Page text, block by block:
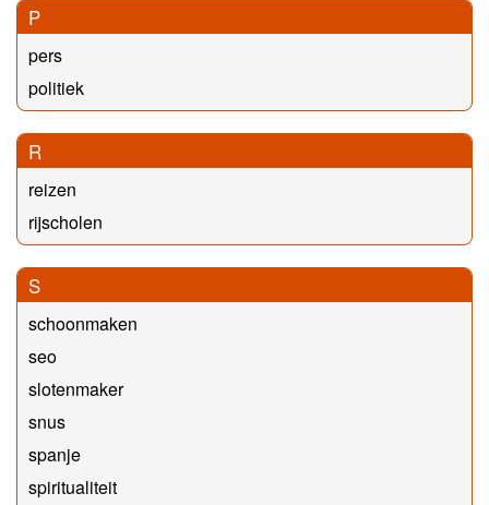
P
pers
politiek
R
reizen
rijscholen
S
schoonmaken
seo
slotenmaker
snus
spanje
spiritualiteit